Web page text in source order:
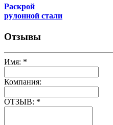
Раскрой
рулонной стали
Отзывы
Имя: *
Компания:
ОТЗЫВ: *